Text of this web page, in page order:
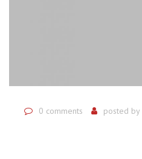
0 comments posted by